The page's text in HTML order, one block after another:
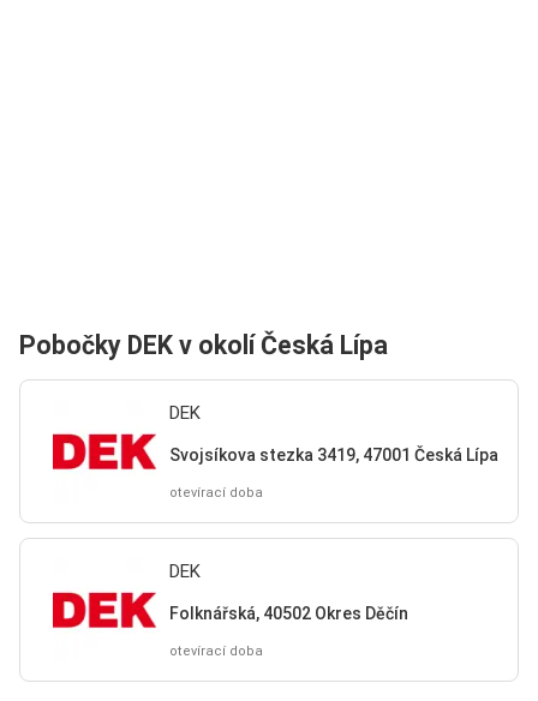
Pobočky DEK v okolí Česká Lípa
DEK
Svojsíkova stezka 3419, 47001 Česká Lípa
otevírací doba
DEK
Folknářská, 40502 Okres Děčín
otevírací doba